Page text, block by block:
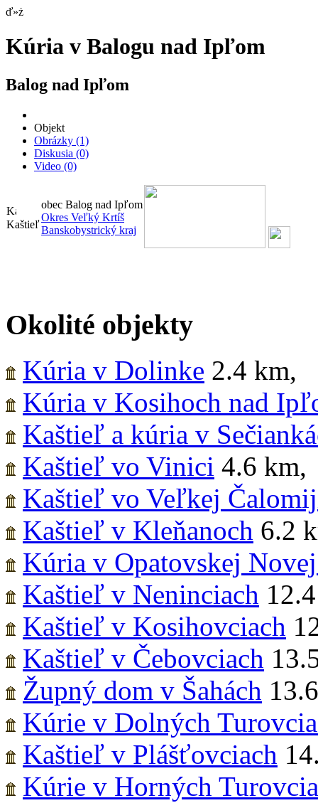
ď»ż
Kúria v Balogu nad Ipľom
Balog nad Ipľom
Objekt
Obrázky (1)
Diskusia (0)
Video (0)
Kaštieľ
obec Balog nad Ipľom
Okres Veľký Krtíš
Banskobystrický kraj
Okolité objekty
Kúria v Dolinke 2.4 km,
Kúria v Kosihoch nad
Kaštieľ a kúria v
Kaštieľ vo Vinici 4.6 km,
Kaštieľ vo Veľkej
Kaštieľ v Kleňanoch 6.2
Kúria v Opatovskej
Kaštieľ v Neninciach
Kaštieľ v Kosihovciach
Kaštieľ v Čebovciach
Župný dom v Šahách
Kúrie v Dolných
Kaštieľ v Plášťovciach
Kúrie v Horných